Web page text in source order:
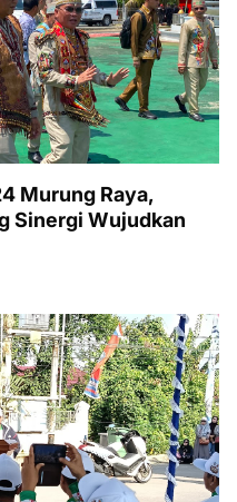
Murung Raya,
Sinergi Wujudkan